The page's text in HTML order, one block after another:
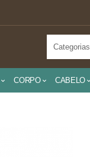
CORPO CABELO